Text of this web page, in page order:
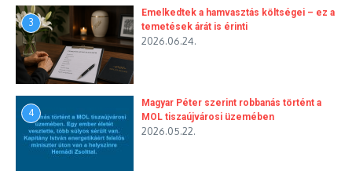
3
Emelkedtek a hamvasztás költségei – ez a
temetések árát is érinti
2026.06.24.
4
Magyar Péter szerint robbanás történt a
MOL tiszaújvárosi üzemében
2026.05.22.